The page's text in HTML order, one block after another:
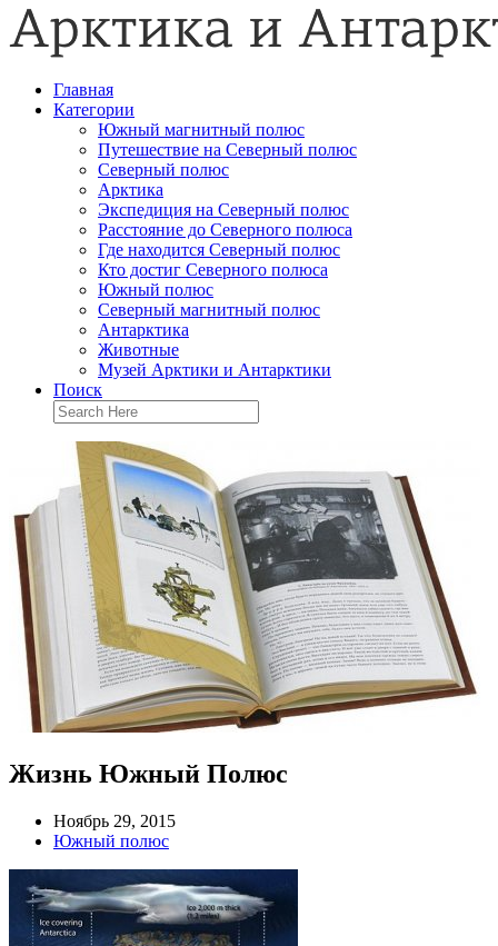
Главная
Категории
Южный магнитный полюс
Путешествие на Северный полюс
Северный полюс
Арктика
Экспедиция на Северный полюс
Расстояние до Северного полюса
Где находится Северный полюс
Кто достиг Северного полюса
Южный полюс
Северный магнитный полюс
Антарктика
Животные
Музей Арктики и Антарктики
Поиск
Жизнь Южный Полюс
Ноябрь 29, 2015
Южный полюс